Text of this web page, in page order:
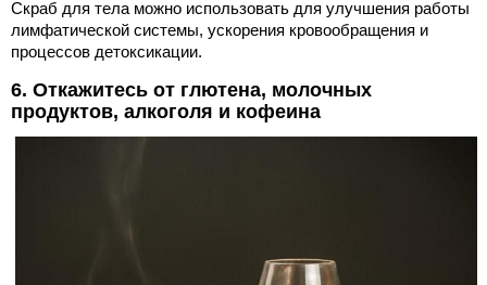
Скраб для тела можно использовать для улучшения работы
лимфатической системы, ускорения кровообращения и
процессов детоксикации.
6. Откажитесь от глютена, молочных
продуктов, алкоголя и кофеина